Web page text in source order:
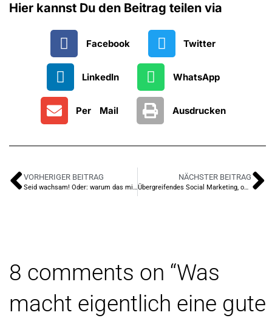
Hier kannst Du den Beitrag teilen via
Facebook Twitter
LinkedIn WhatsApp
Per Mail Ausdrucken
VORHERIGER BEITRAG
Seid wachsam! Oder: warum das mit der Zukunft der Arbeitswelt nicht ganz einfach ist!
NÄCHSTER BEITRAG
Übergreifendes Social Marketing, oder: Warum gibt es so wenig geile Geschichten der Sozialen Arbeit?
8 comments on “Was
macht eigentlich eine gute